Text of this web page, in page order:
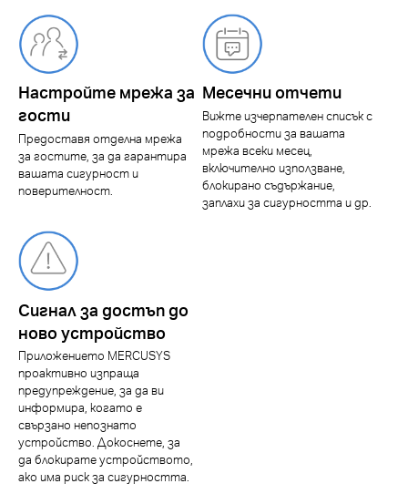
Настройте мрежа за
гости
Предоставя отделна мрежа
за гостите, за да гарантира
вашата сигурност и
поверителност.
Месечни отчети
Вижте изчерпателен списък с
подробности за вашата
мрежа всеки месец,
включително използване,
блокирано съдържание,
заплахи за сигурността и др.
Сигнал за достъп до
ново устройство
Приложението MERCUSYS
проактивно изпраща
предупреждение, за да ви
информира, когато е
свързано непознато
устройство. Докоснете, за
да блокирате устройството,
ако има риск за сигурността.